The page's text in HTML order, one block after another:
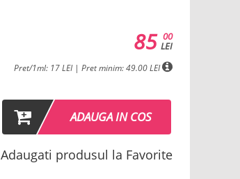
00
LEI
85
Pret/1ml: 17 LEI | Pret minim: 49.00 LEI
ADAUGA IN COS
Adaugati produsul la Favorite